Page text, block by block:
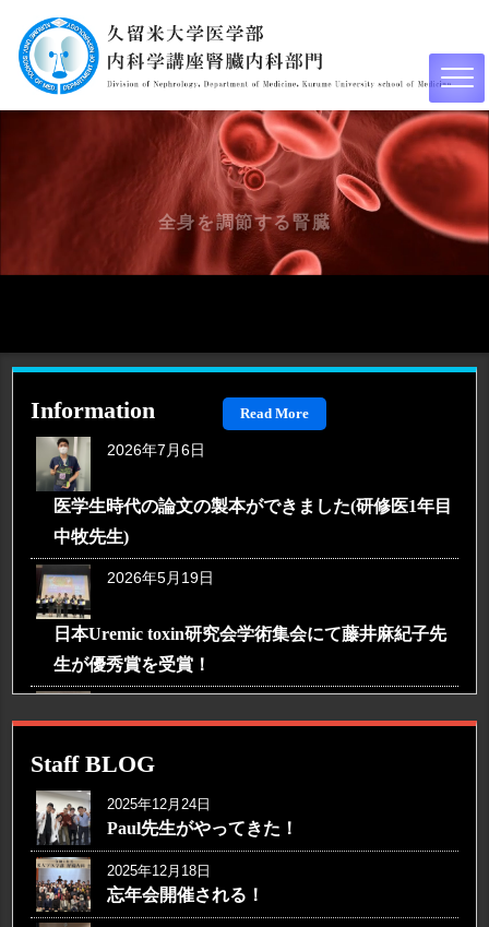
全身を調節する腎臓
Information Read More
2026年7月6日
医学生時代の論文の製本ができました(研修医1年目
中牧先生)
2026年5月19日
日本Uremic toxin研究会学術集会にて藤井麻紀子先
生が優秀賞を受賞！
2026年3月25日
医学博士の学位授与おめでとうございます！
2026年3月18日
医学科6年生の英語論文が受理される！
Staff BLOG
2025年12月24日
Paul先生がやってきた！
2025年12月18日
忘年会開催される！